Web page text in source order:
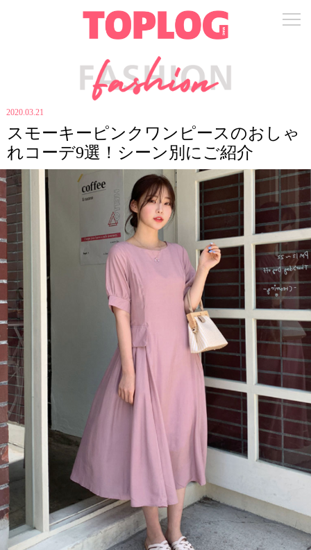
2020.03.21
スモーキーピンクワンピースのおしゃ
れコーデ9選！シーン別にご紹介